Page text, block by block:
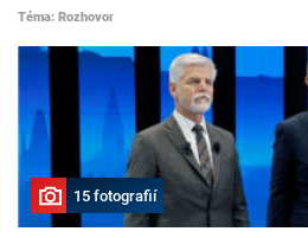
Téma: Rozhovor
15 fotografií